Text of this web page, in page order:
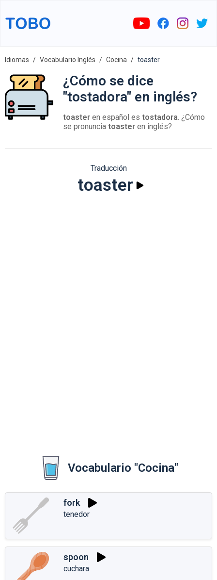
Idiomas Vocabulario Inglés Cocina toaster
¿Cómo se dice
"tostadora" en inglés?
toaster en español es tostadora. ¿Cómo
se pronuncia toaster en inglés?
Traducción
toaster
Vocabulario "Cocina"
fork
tenedor
spoon
cuchara